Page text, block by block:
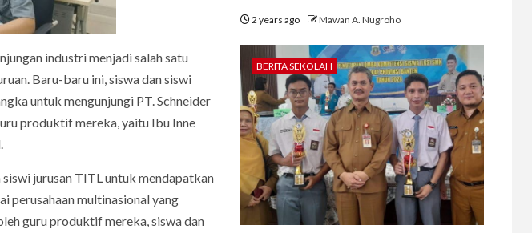
industri menjadi salah satu
Baru-baru ini, siswa dan siswi
untuk mengunjungi PT. Schneider
produktif mereka, yaitu Ibu Inne
siswi jurusan TITL untuk mendapatkan
perusahaan multinasional yang
guru produktif mereka, siswa dan
2 years ago Mawan A. Nugroho
BERITA SEKOLAH